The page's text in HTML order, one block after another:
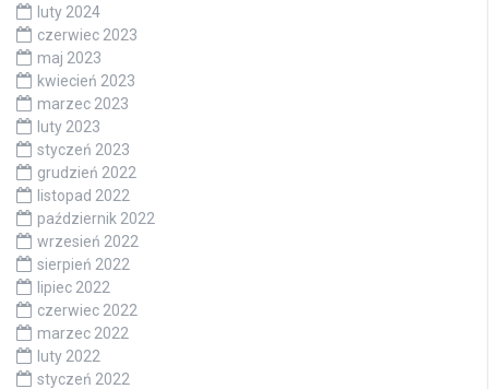
luty 2024
czerwiec 2023
maj 2023
kwiecień 2023
marzec 2023
luty 2023
styczeń 2023
grudzień 2022
listopad 2022
październik 2022
wrzesień 2022
sierpień 2022
lipiec 2022
czerwiec 2022
marzec 2022
luty 2022
styczeń 2022